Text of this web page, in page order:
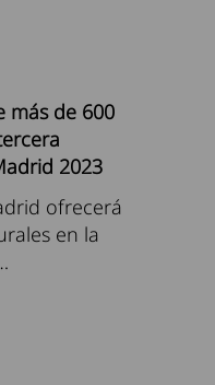
más de 600
2023
ofrecerá
en la